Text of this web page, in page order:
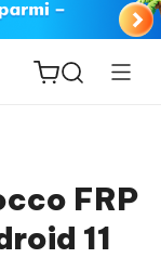
FRP
11